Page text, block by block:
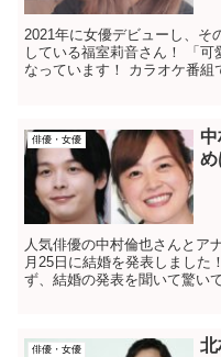
2021年に女優デビューし、そ
している福室莉音さん！ 「
なっています！ カラオケ番
俳優・女優
め
人気俳優の中村倫也さんとア
月25日に結婚を発表しました
ず、結婚の発表を聞いて驚い
俳優・女優
北